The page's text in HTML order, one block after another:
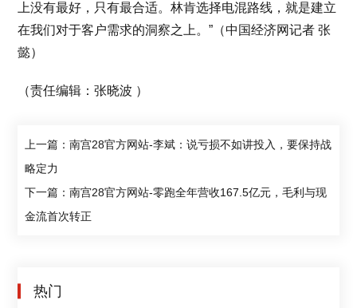
上没有最好，只有最合适。林肯选择电混路线，就是建立
在我们对于客户需求的洞察之上。”（中国经济网记者 张
懿）
（责任编辑：张晓波 ）
上一篇：南宫28官方网站-李斌：说亏损不如讲投入，要保持战
略定力
下一篇：南宫28官方网站-零跑全年营收167.5亿元，毛利与现
金流首次转正
热门